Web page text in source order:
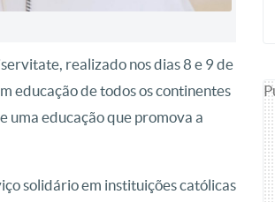
realizado nos dias 8 e 9 de
educação de todos os continentes
uma educação que promova a
solidário em instituições católicas